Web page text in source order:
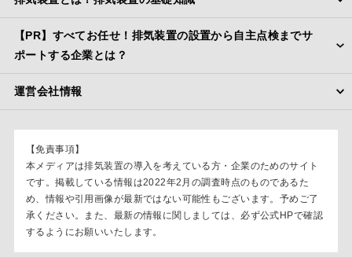
【PR】すべてお任せ！排気装置の設置から自主点検までサ
ポートする企業とは？
運営会社情報
【免責事項】
本メディアは排気装置の導入を考えている方・企業のためのサイト
です。掲載している情報は2022年2月の調査時点のものであるた
め、情報や引用画像が最新ではない可能性もございます。予めご了
承ください。また、最新の情報に関しましては、必ず公式HPで確認
するようにお願いいたします。